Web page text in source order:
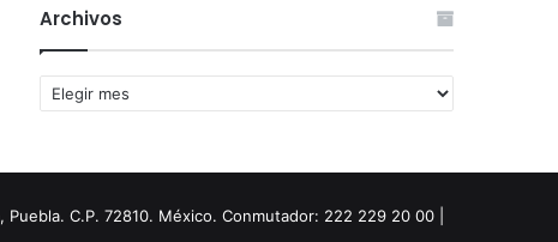
Archivos
Archivos
C.P. 72810. México. Conmutador: 222 229 20 00 |